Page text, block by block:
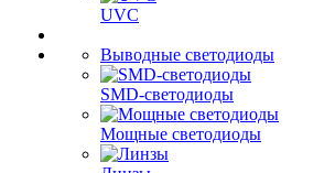
UVC
Выводные светодиоды
SMD-светодиоды
Мощные светодиоды